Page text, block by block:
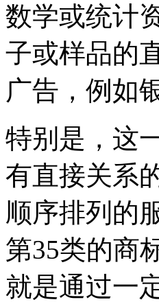
数学或统计
子或样品的
广告，例如
特别是，这
有直接关系
顺序排列的
第35类的商
就是通过一